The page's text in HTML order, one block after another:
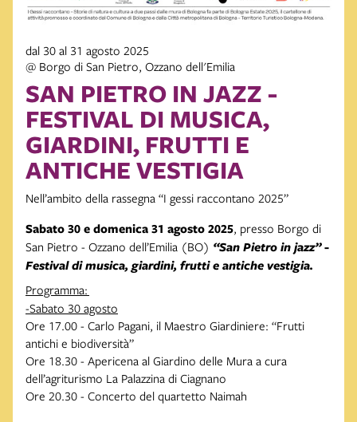
dal 30 al 31 agosto 2025
@ Borgo di San Pietro, Ozzano dell'Emilia
SAN PIETRO IN JAZZ -
FESTIVAL DI MUSICA,
GIARDINI, FRUTTI E
ANTICHE VESTIGIA
Nell’ambito della rassegna “I gessi raccontano 2025”
Sabato 30 e domenica 31 agosto 2025, presso Borgo di
San Pietro - Ozzano dell’Emilia (BO) “San Pietro in jazz” -
Festival di musica, giardini, frutti e antiche vestigia.
Programma:
-Sabato 30 agosto
Ore 17.00 - Carlo Pagani, il Maestro Giardiniere: “Frutti
antichi e biodiversità”
Ore 18.30 - Apericena al Giardino delle Mura a cura
dell’agriturismo La Palazzina di Ciagnano
Ore 20.30 - Concerto del quartetto Naimah